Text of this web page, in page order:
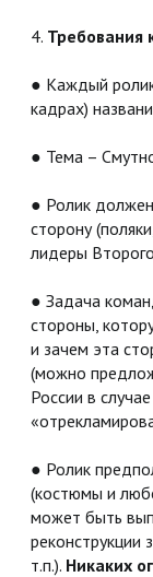
4. Требования
● Каждый
кадрах)
● Тема –
● Ролик
сторону
лидеры
● Задача
стороны,
и зачем эта
(можно
России в
● Ролик
(костюмы и
может быть
реконструкции
т.п.). Никаких